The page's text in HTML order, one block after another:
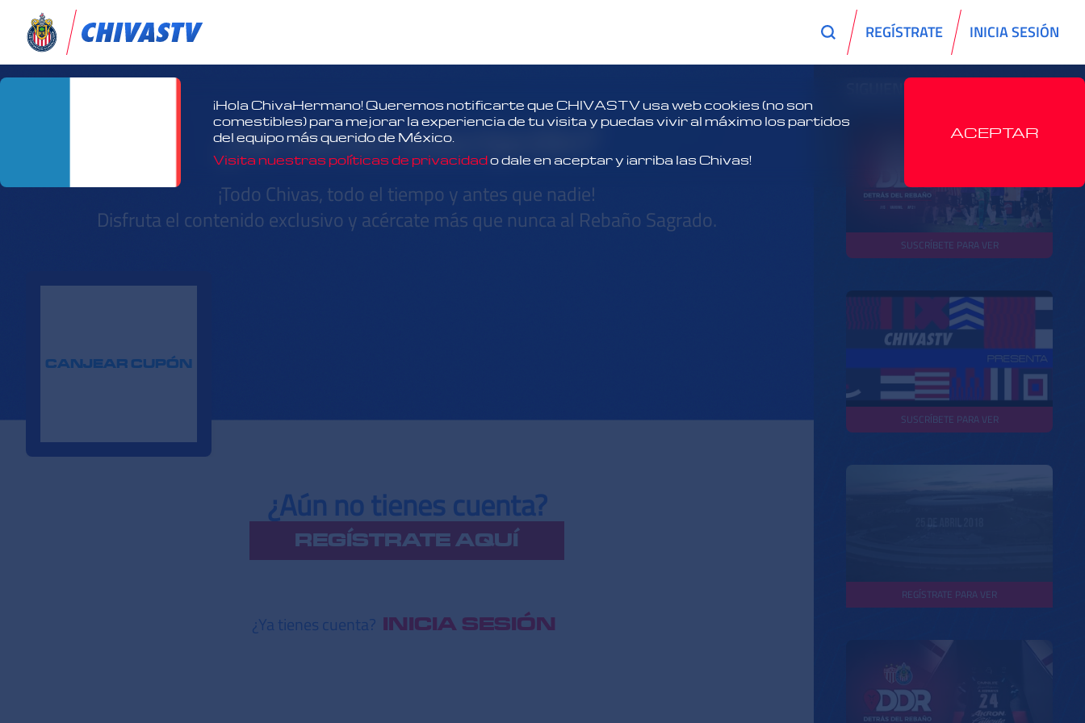
REGÍSTRATE INICIA SESIÓN
¿No tienes suscripción?
¡Todo Chivas, todo el tiempo y antes que nadie!
Disfruta el contenido exclusivo y acércate más que nunca al Rebaño Sagrado.
CANJEAR CUPÓN
¿Aún no tienes cuenta?
REGÍSTRATE AQUÍ
¿Ya tienes cuenta? INICIA SESIÓN
SIGUIENTES
SUSCRÍBETE PARA VER
SUSCRÍBETE PARA VER
REGÍSTRATE PARA VER
¡Hola ChivaHermano! Queremos notificarte que CHIVASTV usa web cookies (no son
comestibles) para mejorar la experiencia de tu visita y puedas vivir al máximo los partidos
del equipo más querido de México.
Visita nuestras políticas de privacidado dale en aceptar y ¡arriba las Chivas!
ACEPTAR